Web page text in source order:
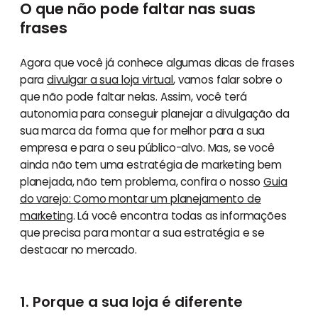
O que não pode faltar nas suas
frases
Agora que você já conhece algumas dicas de frases
paradivulgar a sua loja virtual, vamos falar sobre o
que não pode faltar nelas. Assim, você terá
autonomia para conseguir planejar a divulgação da
sua marca da forma que for melhor para a sua
empresa e para o seu público-alvo. Mas, se você
ainda não tem uma estratégia de marketing bem
planejada, não tem problema, confira o nossoGuia
do varejo: Como montar um planejamento de
marketing. Lá você encontra todas as informações
que precisa para montar a sua estratégia e se
destacar no mercado.
1. Porque a sua loja é diferente